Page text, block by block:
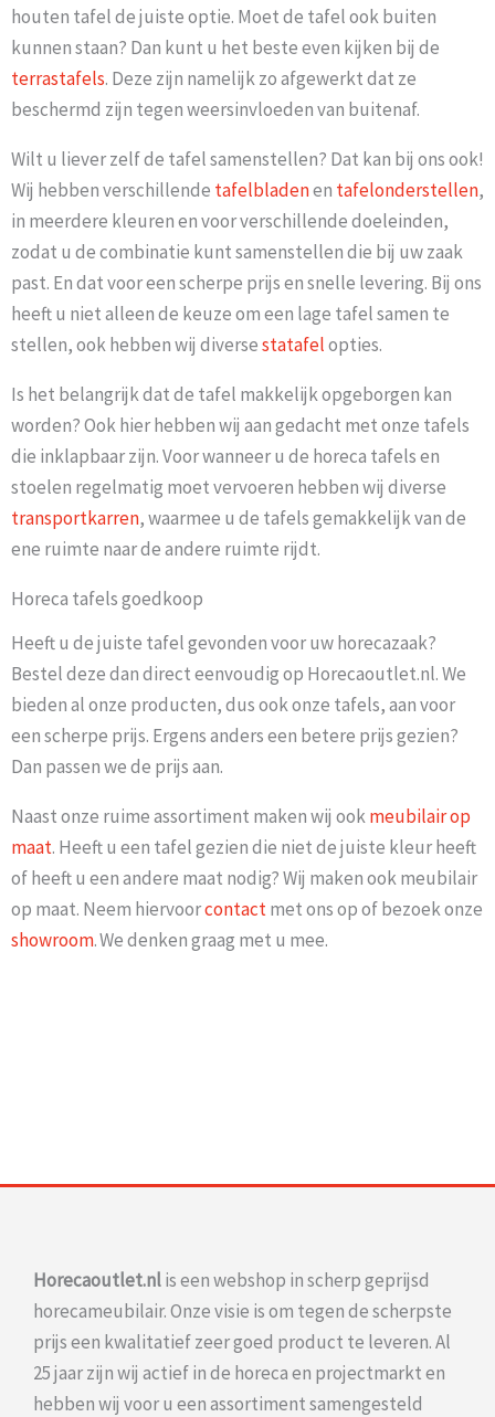
houten tafel de juiste optie. Moet de tafel ook buiten
kunnen staan? Dan kunt u het beste even kijken bij de
terrastafels. Deze zijn namelijk zo afgewerkt dat ze
beschermd zijn tegen weersinvloeden van buitenaf.
Wilt u liever zelf de tafel samenstellen? Dat kan bij ons ook!
Wij hebben verschillende tafelbladenen tafelonderstellen,
in meerdere kleuren en voor verschillende doeleinden,
zodat u de combinatie kunt samenstellen die bij uw zaak
past. En dat voor een scherpe prijs en snelle levering. Bij ons
heeft u niet alleen de keuze om een lage tafel samen te
stellen, ook hebben wij diversestatafelopties.
Is het belangrijk dat de tafel makkelijk opgeborgen kan
worden? Ook hier hebben wij aan gedacht met onze tafels
die inklapbaar zijn. Voor wanneer u de horeca tafels en
stoelen regelmatig moet vervoeren hebben wij diverse
transportkarren, waarmee u de tafels gemakkelijk van de
ene ruimte naar de andere ruimte rijdt.
Horeca tafels goedkoop
Heeft u de juiste tafel gevonden voor uw horecazaak?
Bestel deze dan direct eenvoudig op Horecaoutlet.nl. We
bieden al onze producten, dus ook onze tafels, aan voor
een scherpe prijs. Ergens anders een betere prijs gezien?
Dan passen we de prijs aan.
Naast onze ruime assortiment maken wij ookmeubilair op
maat. Heeft u een tafel gezien die niet de juiste kleur heeft
of heeft u een andere maat nodig? Wij maken ook meubilair
op maat. Neem hiervoorcontactmet ons op of bezoek onze
showroom. We denken graag met u mee.
Horecaoutlet.nlis een webshop in scherp geprijsd
horecameubilair. Onze visie is om tegen de scherpste
prijs een kwalitatief zeer goed product te leveren. Al
25 jaar zijn wij actief in de horeca en projectmarkt en
hebben wij voor u een assortiment samengesteld